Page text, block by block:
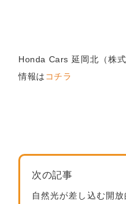
Honda Cars 延岡北（株
情報は コチラ
次の記事
自然光が差し込む開